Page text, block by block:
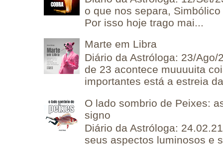
o que nos separa,
Por isso hoje trago mai...
Marte em Libra
Diário da Astróloga: 23/
de 23 acontece muuuuita
importantes está a estreia
O lado sombrio de Peixes:
signo
Diário da Astróloga:
seus aspectos luminosos e